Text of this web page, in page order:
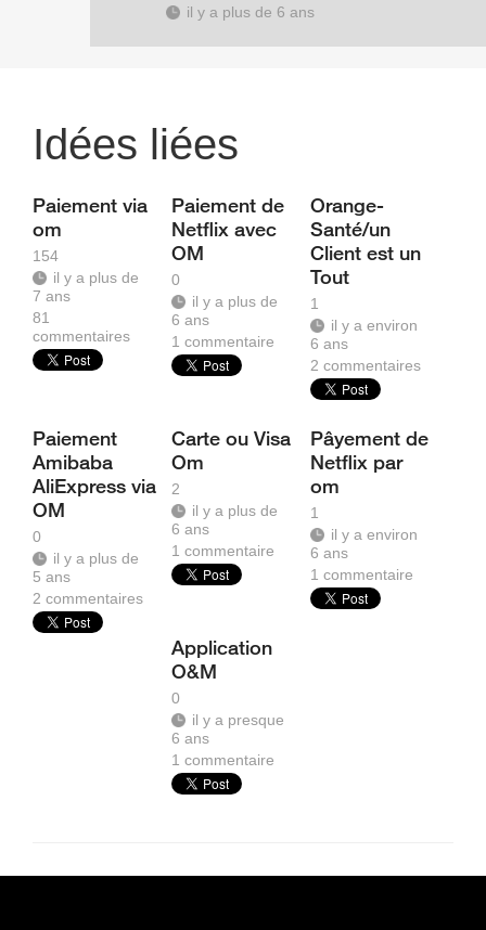
il y a plus de 6 ans
Idées liées
Paiement via
om
154
il y a plus de
7 ans
81
commentaires
Paiement de
Netflix avec
OM
0
il y a plus de
6 ans
1commentaire
Orange-
Santé/un
Client est un
Tout
1
il y a environ
6 ans
2commentaires
Paiement
Amibaba
AliExpress via
OM
0
il y a plus de
5 ans
2 commentaires
Carte ou Visa
Om
2
il y a plus de
6 ans
1commentaire
Pâyement de
Netflix par
om
1
il y a environ
6 ans
1commentaire
Application
O&M
0
il y a presque
6 ans
1commentaire